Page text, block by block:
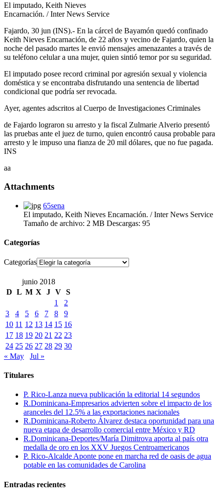
El imputado, Keith Nieves
Encarnación. / Inter News Service
Fajardo, 30 jun (INS).- En la cárcel de Bayamón quedó confinado
Keith Nieves Encarnación, de 22 años y vecino de Fajardo, quien la
noche del pasado martes le envió mensajes amenazantes a través de
su teléfono celular a una mujer, quien sintió temor por su seguridad.
El imputado posee record criminal por agresión sexual y violencia
doméstica y se encontraba disfrutando una sentencia de libertad
condicional que podría ser revocada.
Ayer, agentes adscritos al Cuerpo de Investigaciones Criminales
de Fajardo lograron su arresto y la fiscal Zulmarie Alverio presentó
las pruebas ante el juez de turno, quien encontró causa probable para
arresto y le impuso una fianza de 20 mil dólares, que no fue pagada.
INS
aa
Attachments
65sena
El imputado, Keith Nieves Encarnación. / Inter News Service
Tamaño de archivo: 2 MB Descargas: 95
Categorías
Categorías
junio 2018
D L M X J V S
1
2
3
4 5 6 7 8
9
10 11 12 13 14 15 16
17 18 19 20 21 22 23
24 25 26 27 28 29 30
« May
Jul »
Titulares
P. Rico-Lanza nueva publicación la editorial 14 segundos
R.Dominicana-Empresarios advierten sobre el impacto de los
aranceles del 12.5% a las exportaciones nacionales
R.Dominicana-Roberto Álvarez destaca oportunidad para una
nueva etapa de desarrollo comercial entre México y RD
R.Dominicana-Deportes/María Dimitrova aporta al país otra
medalla de oro en los XXV Juegos Centroamericanos
P. Rico-Alcalde Aponte pone en marcha red de oasis de agua
potable en las comunidades de Carolina
Entradas recientes